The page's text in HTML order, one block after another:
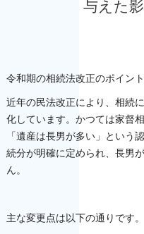
与えた
令和期の相続法改正のポイン
近年の民法改正により、相続
化しています。かつては家督
「遺産は長男が多い」という
続分が明確に定められ、長男
ん。
主な変更点は以下の通りです。